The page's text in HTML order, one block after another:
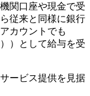
関口座や現金で受
従来と同様に銀行
カウントでも
）として給与を受
ービス提供を見据